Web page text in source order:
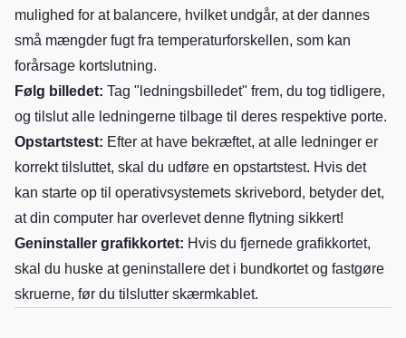
mulighed for at balancere, hvilket undgår, at der dannes
små mængder fugt fra temperaturforskellen, som kan
forårsage kortslutning.
Følg billedet: Tag "ledningsbilledet" frem, du tog tidligere,
og tilslut alle ledningerne tilbage til deres respektive porte.
Opstartstest: Efter at have bekræftet, at alle ledninger er
korrekt tilsluttet, skal du udføre en opstartstest. Hvis det
kan starte op til operativsystemets skrivebord, betyder det,
at din computer har overlevet denne flytning sikkert!
Geninstaller grafikkortet: Hvis du fjernede grafikkortet,
skal du huske at geninstallere det i bundkortet og fastgøre
skruerne, før du tilslutter skærmkablet.